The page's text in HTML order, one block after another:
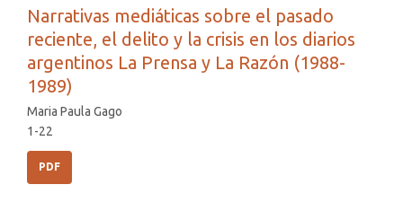
Narrativas mediáticas sobre el pasado
reciente, el delito y la crisis en los diarios
argentinos La Prensa y La Razón (1988-
1989)
Maria Paula Gago
1-22
PDF